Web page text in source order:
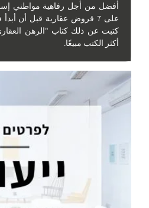
أفضل من أجل رفاهية مواطني
على 7 قروض عقارية قبل أن
كتبت عن ذلك كتاب "الرهن
أكثر الكتب مبيعًا.